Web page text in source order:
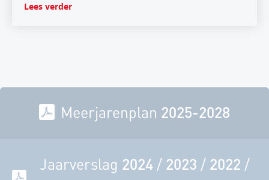
Lees verder
Meerjarenplan 2025-2028
Jaarverslag 2024/ 2023 / 2022 /